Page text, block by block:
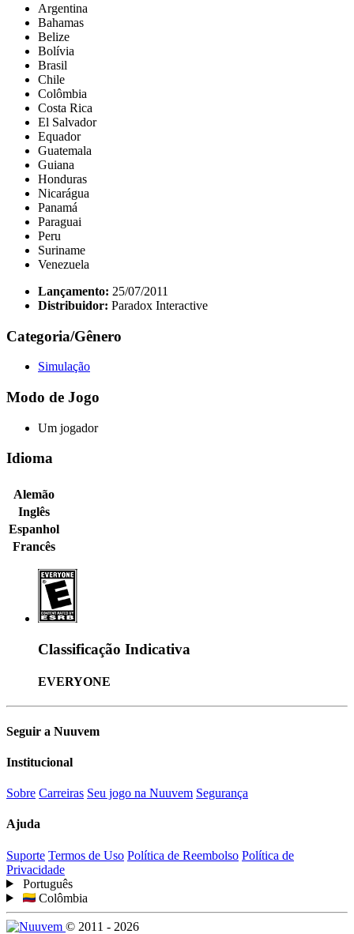
Argentina
Bahamas
Belize
Bolívia
Brasil
Chile
Colômbia
Costa Rica
El Salvador
Equador
Guatemala
Guiana
Honduras
Nicarágua
Panamá
Paraguai
Peru
Suriname
Venezuela
Lançamento: 25/07/2011
Distribuidor: Paradox Interactive
Categoria/Gênero
Simulação
Modo de Jogo
Um jogador
Idioma
Alemão
Inglês
Espanhol
Francês
Classificação Indicativa
EVERYONE
Seguir a Nuuvem
Institucional
Sobre Carreiras Seu jogo na Nuuvem Segurança
Ajuda
Suporte Termos de Uso Política de Reembolso Política de
Privacidade
Português
Colômbia
© 2011 - 2026